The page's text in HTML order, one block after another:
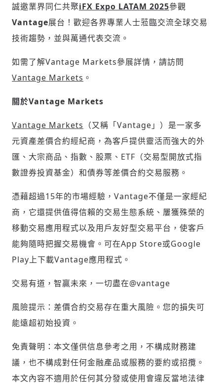
誠邀業界同仁共聚iFX Expo LATAM 2025參觀
Vantage展台！歡迎各界專業人士蒞臨交流全球交易
技術趨勢，並與萬通代表交流。
如需了解Vantage Markets參展詳情，請訪問
Vantage Markets 。
關於Vantage Markets
Vantage Markets （又稱「Vantage」）是一家多
元資產差價合約經紀商，為客戶提供靈活而強大的外
匯、大宗商品、指數、股票、ETF（交易型開放式指
數證券投資基金）和債券等差價合約交易服務。
憑藉超過15年的市場經驗，Vantage不僅是一家經紀
商，它還提供值得信賴的交易生態系統、屢獲殊榮的
移動交易應用程式以及用戶友好型交易平台，使客戶
能夠隨時把握交易機會。可在App Store或Google
Play上下載Vantage應用程式。
交易有道，智贏未來，一切盡在@vantage
風險提示：差價合約交易存在重大風險。您的損失可
能遠超初始投資。
免責聲明：本文僅供信息參考之用，不構成財務建
議，也不構成對任何金融產品或服務的要約或招攬。
本文內容不適用於任何其分發或使用會違反當地法律